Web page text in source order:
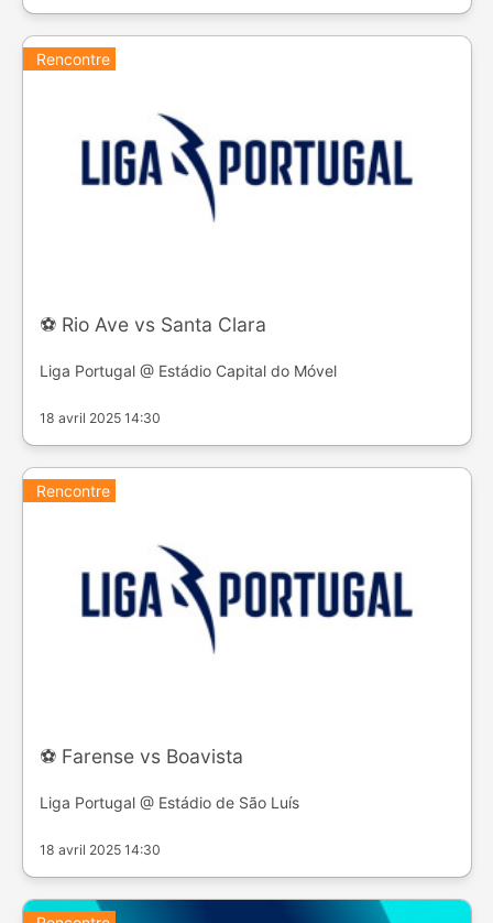
Rencontre
⚽️ Rio Ave vs Santa Clara
Liga Portugal @ Estádio Capital do Móvel
18 avril 2025 14:30
Rencontre
⚽️ Farense vs Boavista
Liga Portugal @ Estádio de São Luís
18 avril 2025 14:30